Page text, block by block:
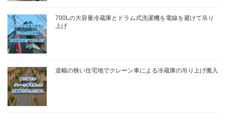
700Lの大容量冷蔵庫とドラム式洗濯機を電線を避けて吊り
上げ
道幅の狭い住宅地でクレーン車による冷蔵庫の吊り上げ搬入